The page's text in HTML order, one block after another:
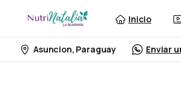
Inicio
Asuncion, Paraguay Enviar